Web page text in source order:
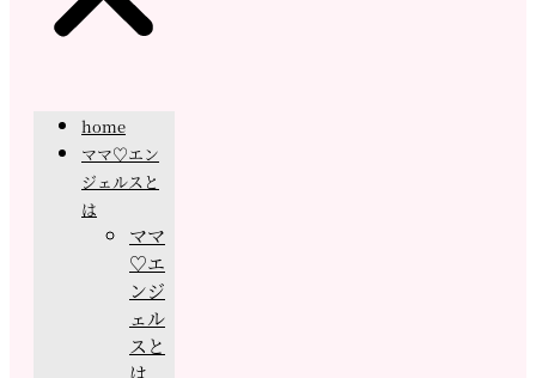
home
ママ♡エン
ジェルスと
は
ママ
♡エ
ンジ
ェル
スと
は